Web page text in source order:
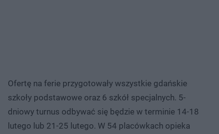
Ofertę na ferie przygotowały wszystkie gdańskie
szkoły podstawowe oraz 6 szkół specjalnych. 5-
dniowy turnus odbywać się będzie w terminie 14-18
lutego lub 21-25 lutego. W 54 placówkach opieka